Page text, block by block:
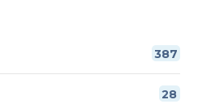
387
28